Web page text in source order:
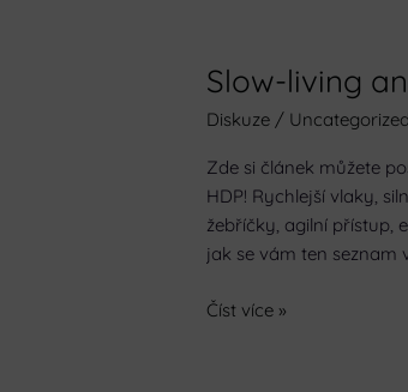
Slow-living
Diskuze / Uncategorized
Zde si článek můžete
HDP! Rychlejší vlaky,
žebříčky, agilní přístup,
jak se vám ten seznam
Slow-
aneb
budoucnost
patří
pomalým
Číst více »